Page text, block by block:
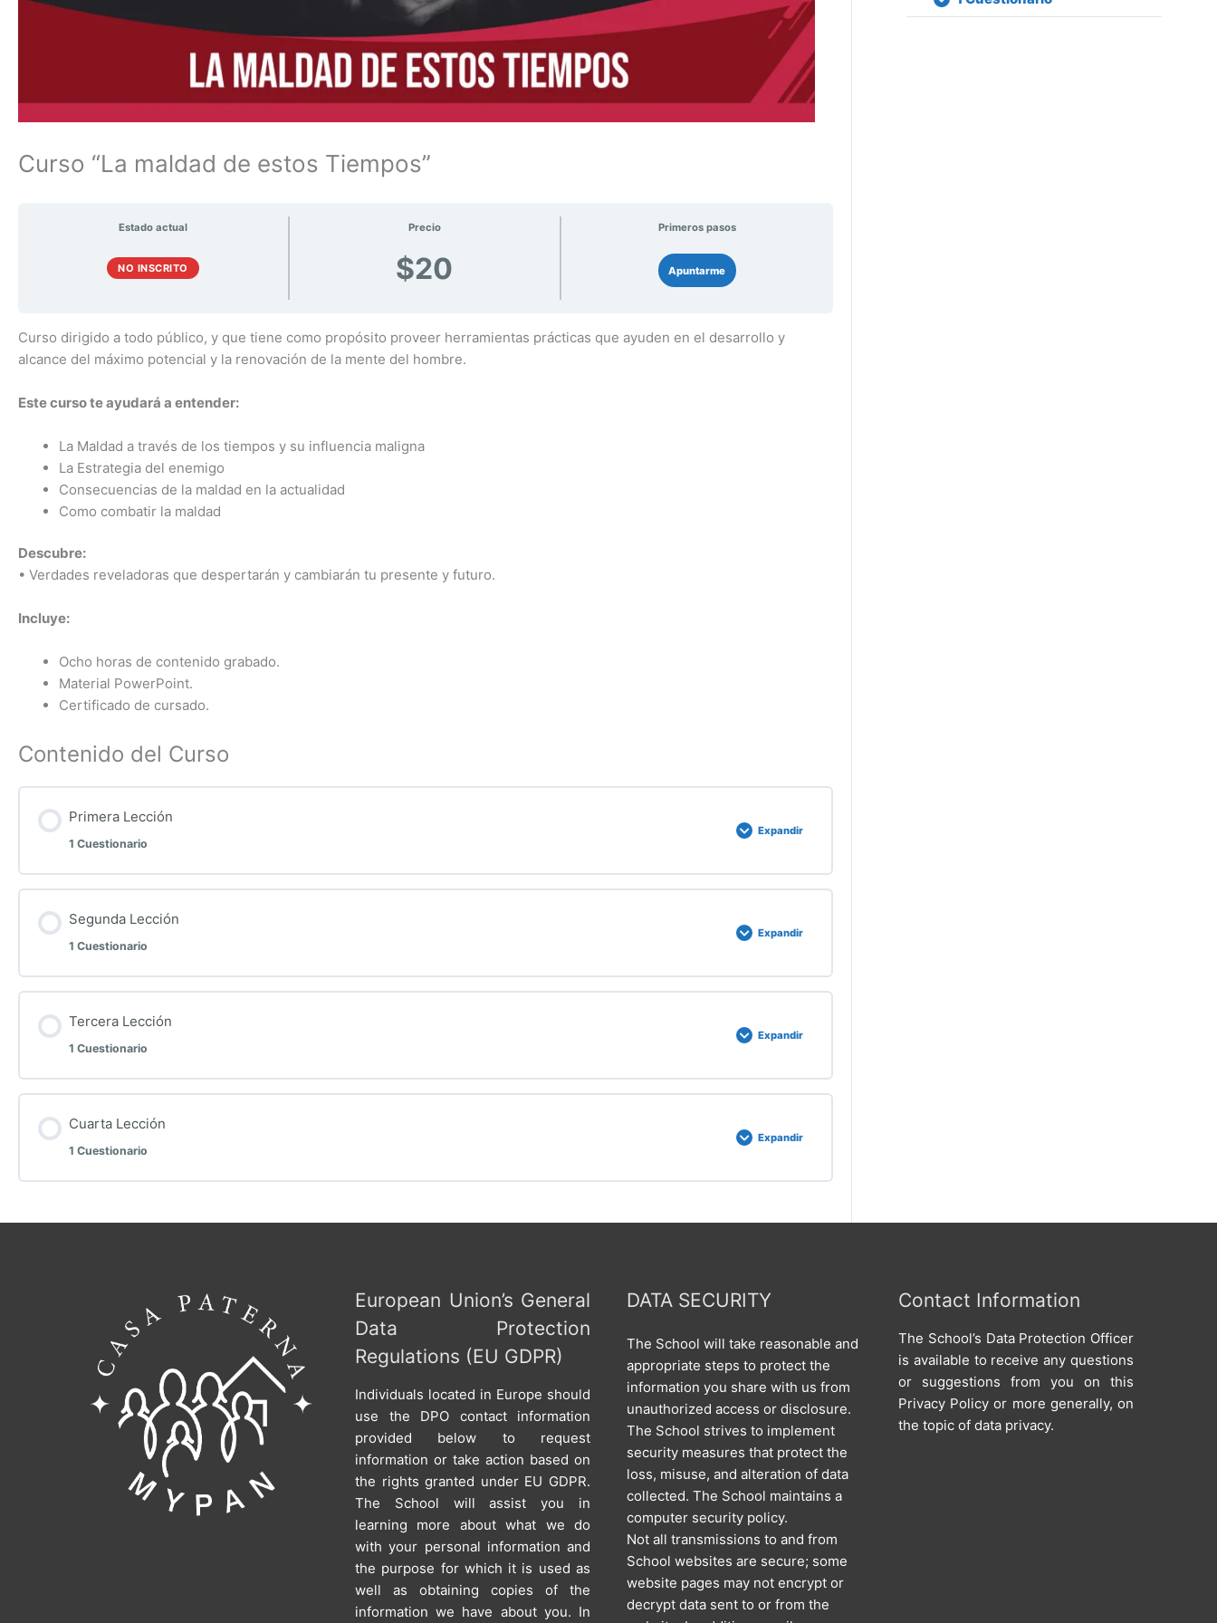
Curso “La maldad de estos Tiempos”
Estado actual
NO INSCRITO
Precio
$20
Primeros pasos
Apuntarme
Curso dirigido a todo público, y que tiene como propósito proveer herramientas prácticas que ayuden en el desarrollo y
alcance del máximo potencial y la renovación de la mente del hombre.
Este curso te ayudará a entender:
La Maldad a través de los tiempos y su influencia maligna
La Estrategia del enemigo
Consecuencias de la maldad en la actualidad
Como combatir la maldad
Descubre:
• Verdades reveladoras que despertarán y cambiarán tu presente y futuro.
Incluye:
Ocho horas de contenido grabado.
Material PowerPoint.
Certificado de cursado.
Contenido del Curso
Primera Lección
1 Cuestionario
Expandir
Segunda Lección
1 Cuestionario
Expandir
Tercera Lección
1 Cuestionario
Expandir
Cuarta Lección
1 Cuestionario
Expandir
European Union’s General
Data Protection
Regulations (EU GDPR)
Individuals located in Europe should
use the DPO contact information
provided below to request
information or take action based on
the rights granted under EU GDPR.
The School will assist you in
learning more about what we do
with your personal information and
the purpose for which it is used as
well as obtaining copies of the
information we have about you. In
DATA SECURITY
The School will take reasonable and
appropriate steps to protect the
information you share with us from
unauthorized access or disclosure.
The School strives to implement
security measures that protect the
loss, misuse, and alteration of data
collected. The School maintains a
computer security policy.
Not all transmissions to and from
School websites are secure; some
website pages may not encrypt or
decrypt data sent to or from the
Contact Information
The School’s Data Protection Officer
is available to receive any questions
or suggestions from you on this
Privacy Policy or more generally, on
the topic of data privacy.